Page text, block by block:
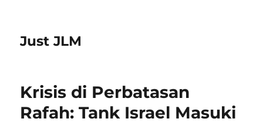
Just JLM
Krisis di Perbatasan
Rafah: Tank Israel Masuki